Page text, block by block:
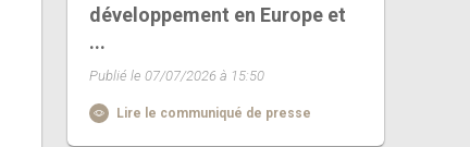
développement en Europe et
...
Publié le 07/07/2026 à 15:50
Lire le communiqué de presse